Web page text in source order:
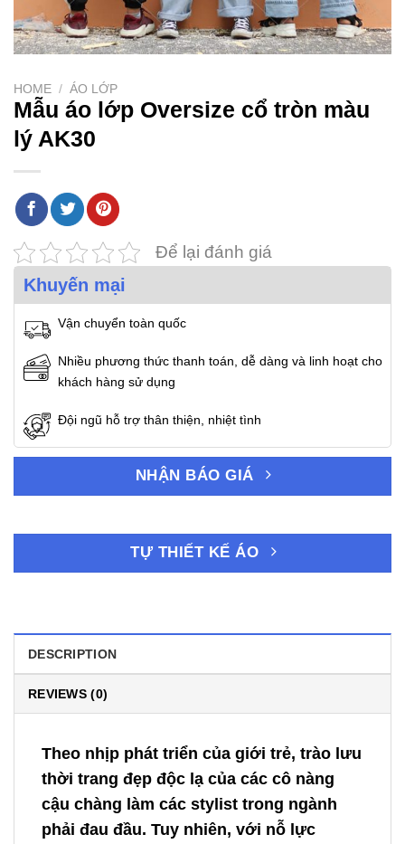
HOME / ÁO LỚP
Mẫu áo lớp Oversize cổ tròn màu
lý AK30
Để lại đánh giá
Khuyến mại
Vận chuyển toàn quốc
Nhiều phương thức thanh toán, dễ dàng và linh hoạt cho
khách hàng sử dụng
Đội ngũ hỗ trợ thân thiện, nhiệt tình
NHẬN BÁO GIÁ
TỰ THIẾT KẾ ÁO
DESCRIPTION
REVIEWS (0)
Theo nhịp phát triển của giới trẻ, trào lưu
thời trang đẹp độc lạ của các cô nàng
cậu chàng làm các stylist trong ngành
phải đau đầu. Tuy nhiên, với nỗ lực